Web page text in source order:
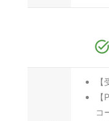
task_alt
コ